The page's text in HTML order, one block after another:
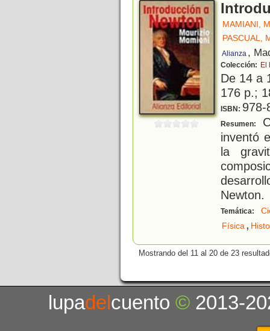
MAMIANI,
PASCUAL,
Alianza ,
Colección: El
De 14 a
176 p.;
ISBN: 978-
Resumen:
inventó
la
Newton.
Temática:
Física,
Mostrando del 11 al 20 de 23
lupadelcuento© 2013-